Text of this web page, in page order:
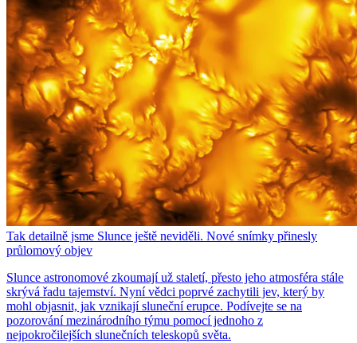
Tak detailně jsme Slunce ještě neviděli. Nové snímky přinesly
průlomový objev
Slunce astronomové zkoumají už staletí, přesto jeho atmosféra stále
skrývá řadu tajemství. Nyní vědci poprvé zachytili jev, který by
mohl objasnit, jak vznikají sluneční erupce. Podívejte se na
pozorování mezinárodního týmu pomocí jednoho z
nejpokročilejších slunečních teleskopů světa.